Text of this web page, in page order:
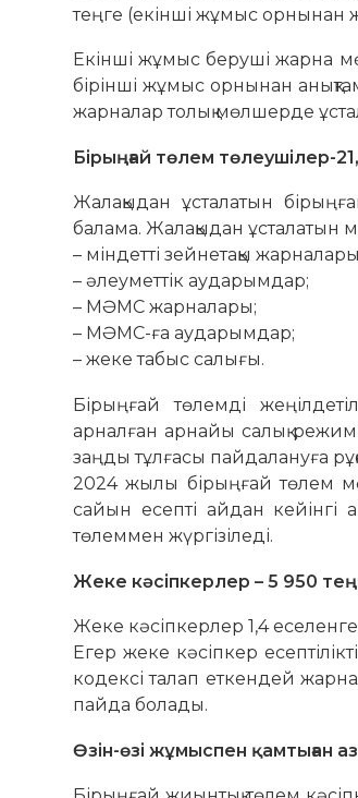
теңге (екінші жұмыс орнынан
Екінші жұмыс беруші жарна
бірінші жұмыс орнынан
жарналар толық мөлшерде
Бірыңғай төлем төлеушілер-
Жалақыдан ұсталатын
балама. Жалақыдан ұсталатын
– міндетті зейнетақы
– әлеуметтік аударымдар;
– МӘМС жарналары;
– МӘМС-ға аударымдар;
– жеке табыс салығы.
Бірыңғай төлемді
арналған арнайы салық
заңды тұлғасы пайдалануға
2024 жылы бірыңғай төлем
сайын есепті айдан
төлеммен жүргізіледі.
Жеке кәсіпкерлер – 5 950
Жеке кәсіпкерлер 1,4
Егер жеке кәсіпкер
кодексі талап еткендей
пайда болады.
Өзін-өзі жұмыспен қамтыған